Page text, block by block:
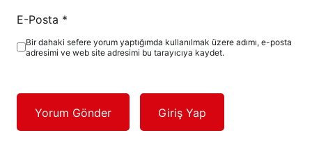
E-Posta *
Bir dahaki sefere yorum yaptığımda kullanılmak üzere adımı, e-posta
adresimi ve web site adresimi bu tarayıcıya kaydet.
Yorum Gönder Giriş Yap